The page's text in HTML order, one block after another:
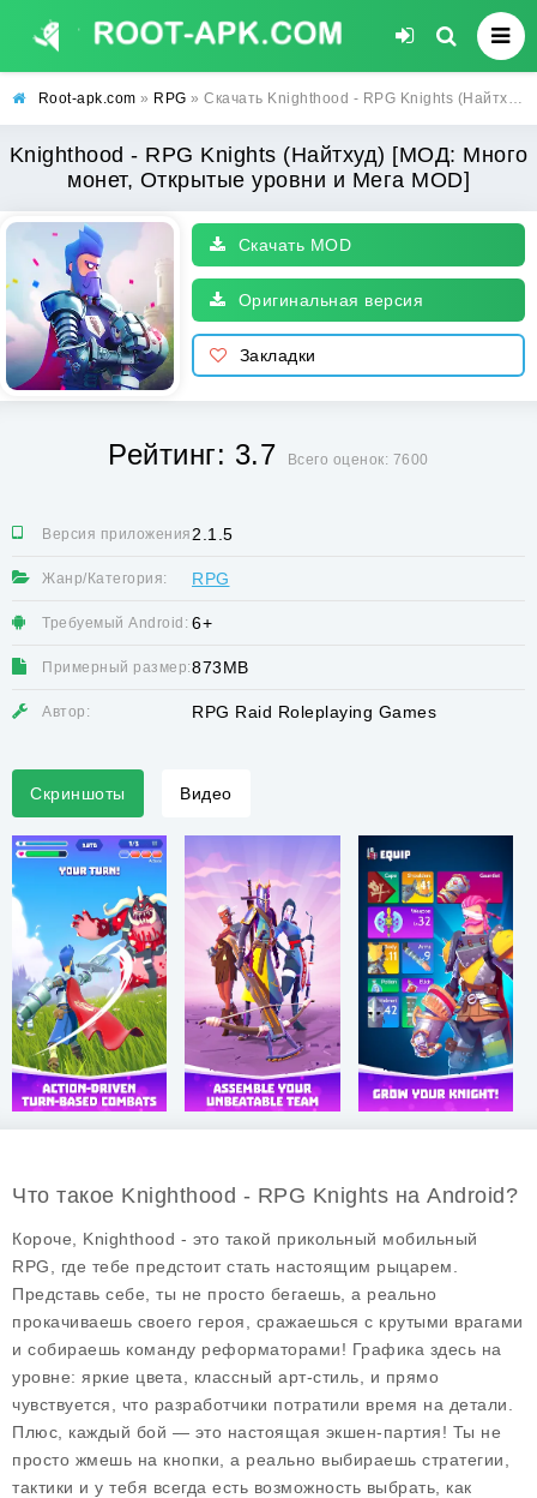
Root-apk.com » RPG » Скачать Knighthood - RPG Knights (Найтхуд) [МОД: Много монет, Открытые уровни и Мега MOD] | Взлом Knighthood - RPG Knights на Андроид
Knighthood - RPG Knights (Найтхуд) [МОД: Много
монет, Открытые уровни и Мега MOD]
Скачать MOD
Оригинальная версия
Закладки
Рейтинг: 3.7 Всего оценок: 7600
Версия приложения:2.1.5
Жанр/Категория: RPG
Требуемый Android: 6+
Примерный размер:873MB
Автор: RPG Raid Roleplaying Games
Скриншоты Видео
Что такое Knighthood - RPG Knights на Android?
Короче, Knighthood - это такой прикольный мобильный
RPG, где тебе предстоит стать настоящим рыцарем.
Представь себе, ты не просто бегаешь, а реально
прокачиваешь своего героя, сражаешься с крутыми врагами
и собираешь команду реформаторами! Графика здесь на
уровне: яркие цвета, классный арт-стиль, и прямо
чувствуется, что разработчики потратили время на детали.
Плюс, каждый бой — это настоящая экшен-партия! Ты не
просто жмешь на кнопки, а реально выбираешь стратегии,
тактики и у тебя всегда есть возможность выбрать, как